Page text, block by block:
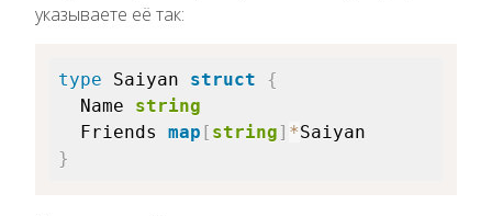
указываете её так:
type Saiyan struct
{
  Name
string
  Friends
map [ string] *
}